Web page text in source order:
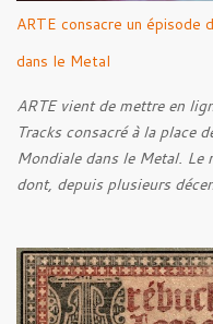
ARTE consacre un épisode
dans le Metal
ARTE vient de mettre en
Tracks consacré à la place
Mondiale dans le Metal. Le
dont, depuis plusieurs
cette réflexion, Tracks est
Kanonenfieber ) et de
leur intérêt pour la